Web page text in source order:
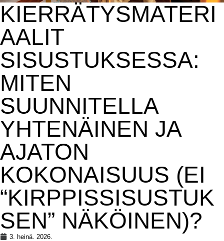
KIERRÄTYSMATERI
AALIT
SISUSTUKSESSA:
MITEN
SUUNNITELLA
YHTENÄINEN JA
AJATON
KOKONAISUUS (EI
“KIRPPISSISUSTUK
SEN” NÄKÖINEN)?
3. heinä. 2026.